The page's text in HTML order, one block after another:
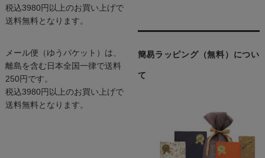
税込3980円以上のお買い上げで
送料無料となります。
メール便（ゆうパケット）は、
離島を含む日本全国一律で送料
250円です。
税込3980円以上のお買い上げで
送料無料となります。
簡易ラッピング（無料）につい
て